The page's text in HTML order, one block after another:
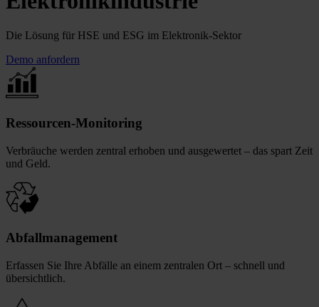
Die Lösung für HSE und ESG im Elektronik-Sektor
Demo anfordern
Ressourcen-Monitoring
Verbräuche werden zentral erhoben und ausgewertet – das spart Zeit
und Geld.
Abfallmanagement
Erfassen Sie Ihre Abfälle an einem zentralen Ort – schnell und
übersichtlich.